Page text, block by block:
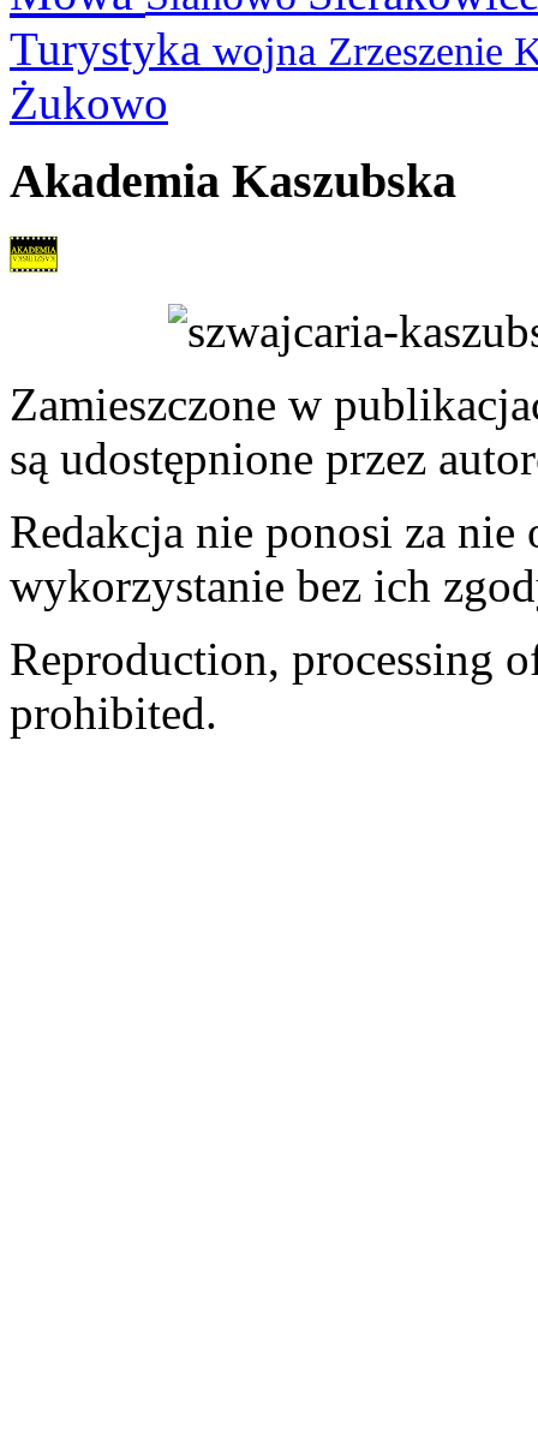
Turystyka wojna Zrzeszenie
Żukowo
Akademia Kaszubska
Zamieszczone w
są udostępnione przez
Redakcja nie ponosi za
wykorzystanie bez ich
Reproduction, processing
prohibited.